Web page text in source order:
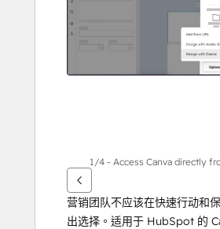
其
他
1/4 - Access Canva directly
营销团队不应该在快速行动和
出选择。适用于 HubSpot 的